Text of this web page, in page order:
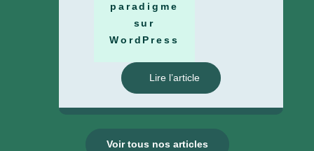
paradigme
sur
WordPress
Lire l’article
Voir tous nos articles